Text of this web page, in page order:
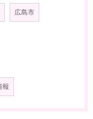
広島市
報